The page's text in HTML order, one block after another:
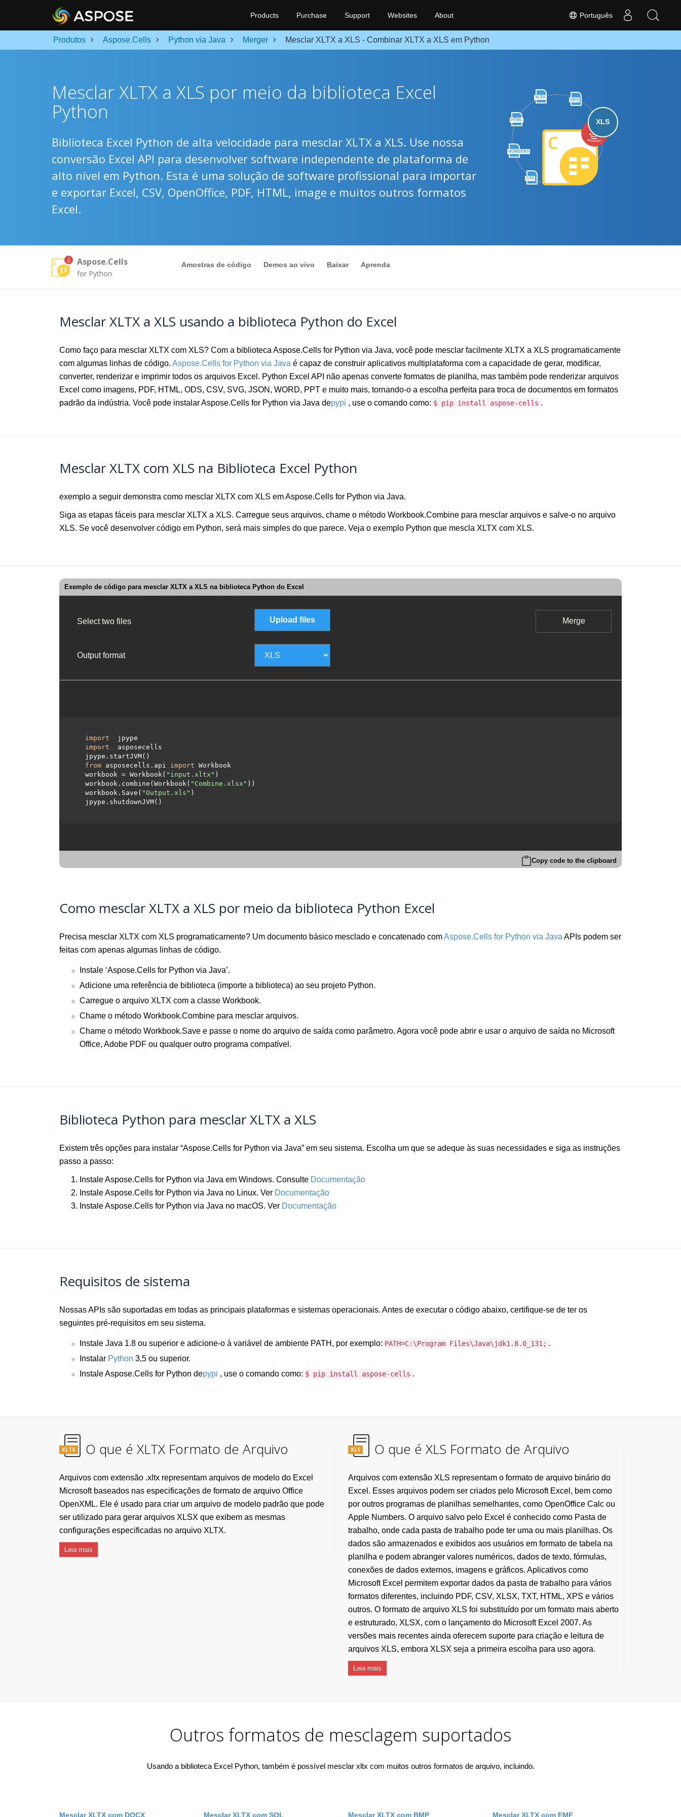
Português
Products Purchase Support Websites About
Produtos Aspose.Cells Python via Java Merger Mesclar XLTX a XLS - Combinar XLTX a XLS em Python
XLSX
ODS
HTML
NUMBERS
CSV
XLS
Mesclar XLTX a XLS por meio da biblioteca Excel
Python
Biblioteca Excel Python de alta velocidade para mesclar XLTX a XLS. Use nossa
conversão Excel API para desenvolver software independente de plataforma de
alto nível em Python. Esta é uma solução de software profissional para importar
e exportar Excel, CSV, OpenOffice, PDF, HTML, image e muitos outros formatos
Excel.
Aspose.Cells
for Python
Amostras de código Demos ao vivo Baixar Aprenda
Mesclar XLTX a XLS usando a biblioteca Python do Excel
Como faço para mesclar XLTX com XLS? Com a biblioteca Aspose.Cells for Python via Java, você pode mesclar facilmente XLTX a XLS programaticamente
com algumas linhas de código. Aspose.Cells for Python via Java é capaz de construir aplicativos multiplataforma com a capacidade de gerar, modificar,
converter, renderizar e imprimir todos os arquivos Excel. Python Excel API não apenas converte formatos de planilha, mas também pode renderizar arquivos
Excel como imagens, PDF, HTML, ODS, CSV, SVG, JSON, WORD, PPT e muito mais, tornando-o a escolha perfeita para troca de documentos em formatos
padrão da indústria. Você pode instalar Aspose.Cells for Python via Java depypi , use o comando como: $ pip install aspose-cells .
Mesclar XLTX com XLS na Biblioteca Excel Python
exemplo a seguir demonstra como mesclar XLTX com XLS em Aspose.Cells for Python via Java.
Siga as etapas fáceis para mesclar XLTX a XLS. Carregue seus arquivos, chame o método Workbook.Combine para mesclar arquivos e salve-o no arquivo
XLS. Se você desenvolver código em Python, será mais simples do que parece. Veja o exemplo Python que mescla XLTX com XLS.
Exemplo de código para mesclar XLTX a XLS na biblioteca Python do Excel
Select two files Upload files Merge
Output format
import
jpype
import
asposecells
from asposecells.api import Workbook
  workbook = Workbook(
"input.xltx" )
  workbook.combine(Workbook(
"Combine.xlsx" ))
  workbook.Save(
"Output.xls" )
Copy code to the clipboard
Como mesclar XLTX a XLS por meio da biblioteca Python Excel
Precisa mesclar XLTX com XLS programaticamente? Um documento básico mesclado e concatenado comAspose.Cells for Python via Java APIs podem ser
feitas com apenas algumas linhas de código.
Instale ‘Aspose.Cells for Python via Java’.
Adicione uma referência de biblioteca (importe a biblioteca) ao seu projeto Python.
Carregue o arquivo XLTX com a classe Workbook.
Chame o método Workbook.Combine para mesclar arquivos.
Chame o método Workbook.Save e passe o nome do arquivo de saída como parâmetro. Agora você pode abrir e usar o arquivo de saída no Microsoft
Office, Adobe PDF ou qualquer outro programa compatível.
Biblioteca Python para mesclar XLTX a XLS
Existem três opções para instalar “Aspose.Cells for Python via Java” em seu sistema. Escolha um que se adeque às suas necessidades e siga as instruções
passo a passo:
Instale Aspose.Cells for Python via Java em Windows. Consulte Documentação
Instale Aspose.Cells for Python via Java no Linux. Ver Documentação
Instale Aspose.Cells for Python via Java no macOS. Ver Documentação
Requisitos de sistema
Nossas APIs são suportadas em todas as principais plataformas e sistemas operacionais. Antes de executar o código abaixo, certifique-se de ter os
seguintes pré-requisitos em seu sistema.
Instale Java 1.8 ou superior e adicione-o à variável de ambiente PATH, por exemplo: PATH=C:\Program Files\Java\jdk1.8.0_131; .
Instalar Python 3,5 ou superior.
Instale Aspose.Cells for Python depypi , use o comando como: $ pip install aspose-cells .
XLTX O que é XLTX Formato de Arquivo
Arquivos com extensão .xltx representam arquivos de modelo do Excel
Microsoft baseados nas especificações de formato de arquivo Office
OpenXML. Ele é usado para criar um arquivo de modelo padrão que pode
ser utilizado para gerar arquivos XLSX que exibem as mesmas
configurações especificadas no arquivo XLTX.
Leia mais
XLS O que é XLS Formato de Arquivo
Arquivos com extensão XLS representam o formato de arquivo binário do
Excel. Esses arquivos podem ser criados pelo Microsoft Excel, bem como
por outros programas de planilhas semelhantes, como OpenOffice Calc ou
Apple Numbers. O arquivo salvo pelo Excel é conhecido como Pasta de
trabalho, onde cada pasta de trabalho pode ter uma ou mais planilhas. Os
dados são armazenados e exibidos aos usuários em formato de tabela na
planilha e podem abranger valores numéricos, dados de texto, fórmulas,
conexões de dados externos, imagens e gráficos. Aplicativos como
Microsoft Excel permitem exportar dados da pasta de trabalho para vários
formatos diferentes, incluindo PDF, CSV, XLSX, TXT, HTML, XPS e vários
outros. O formato de arquivo XLS foi substituído por um formato mais aberto
e estruturado, XLSX, com o lançamento do Microsoft Excel 2007. As
versões mais recentes ainda oferecem suporte para criação e leitura de
arquivos XLS, embora XLSX seja a primeira escolha para uso agora.
Leia mais
Outros formatos de mesclagem suportados
Usando a biblioteca Excel Python, também é possível mesclar xltx com muitos outros formatos de arquivo, incluindo.
Mesclar XLTX com DOCX Mesclar XLTX com SQL Mesclar XLTX com BMP Mesclar XLTX com EMF